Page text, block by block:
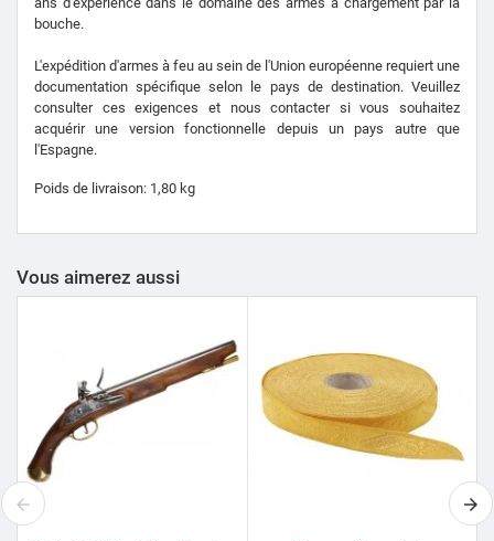
bouche.
L'expédition d'armes à feu au sein de l'Union européenne requiert une
documentation spécifique selon le pays de destination. Veuillez
consulter ces exigences et nous contacter si vous souhaitez
acquérir une version fonctionnelle depuis un pays autre que
l'Espagne.
Poids de livraison: 1,80 kg
Vous aimerez aussi